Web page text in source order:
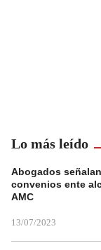
Lo más leído
Abogados
convenios ente
AMC
13/07/2023